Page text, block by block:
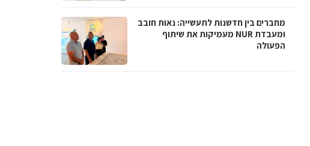
מחברים בין חדשנות לתעשייה: נאות חובב
ומעבדת NUR מעמיקות את שיתוף
הפעולה